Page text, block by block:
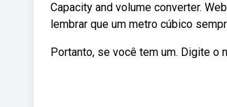
Capacity and volume converter.
lembrar que um metro cúbico
Portanto, se você tem um. Digite o